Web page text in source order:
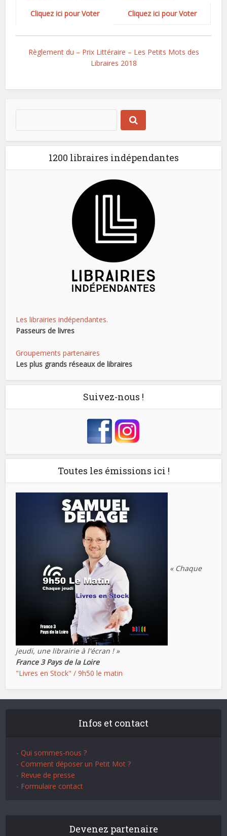
Cliquez ici pour Voter Cliquez ici pour Voter
Règlement du – Prix Littéraire – Les Petits Mots des
Libraires 2018
1200 libraires indépendantes
Les librairies indépendantes.
Passeurs de livres
Groupements partenaires
Les plus grands réseaux de libraires
Suivez-nous !
Toutes les émissions ici !
« Chaque
jeudi, une librairie à l'écran ! »
France 3 Pays de la Loire
"Livres en Stock" / 9h50 le matin
Infos et contact
- Qui sommes-nous ?
- Comment déposer un Petit Mot ?
- Revue de presse
- Formulaire contact
Devenez partenaire